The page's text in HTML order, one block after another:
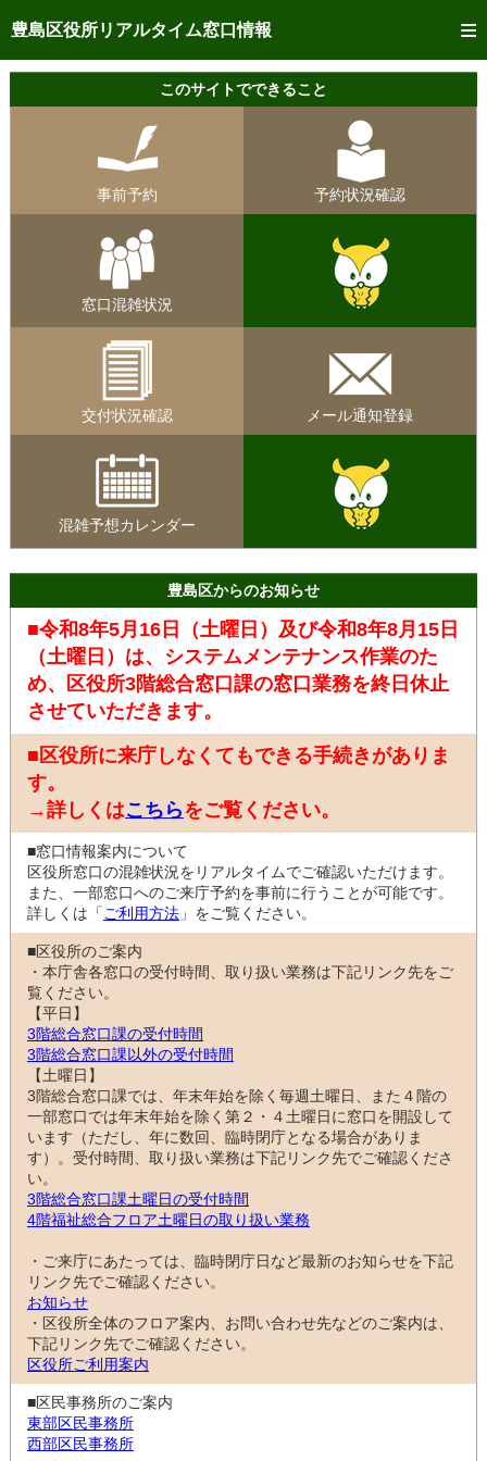
豊島区役所リアルタイム窓口情報
トップページへ
ご利用方法
予約状況確認
リアルタイム
混雑予想カレンダー
このサイトでできること
事前予約 予約状況確認
窓口混雑状況
交付状況確認 メール通知登録
混雑予想カレンダー
豊島区からのお知らせ
■令和8年5月16日（土曜日）及び令和8年8月15日
（土曜日）は、システムメンテナンス作業のた
め、区役所3階総合窓口課の窓口業務を終日休止
させていただきます。
■区役所に来庁しなくてもできる手続きがありま
す。
→詳しくはこちらをご覧ください。
■窓口情報案内について
区役所窓口の混雑状況をリアルタイムでご確認いただけます。
また、一部窓口へのご来庁予約を事前に行うことが可能です。
詳しくは「 ご利用方法 」をご覧ください。
■区役所のご案内
・本庁舎各窓口の受付時間、取り扱い業務は下記リンク先をご
覧ください。
【平日】
3階総合窓口課の受付時間
3階総合窓口課以外の受付時間
【土曜日】
3階総合窓口課では、年末年始を除く毎週土曜日、また４階の
一部窓口では年末年始を除く第２・４土曜日に窓口を開設して
います（ただし、年に数回、臨時閉庁となる場合がありま
す）。受付時間、取り扱い業務は下記リンク先でご確認くださ
い。
3階総合窓口課土曜日の受付時間
4階福祉総合フロア土曜日の取り扱い業務
・ご来庁にあたっては、臨時閉庁日など最新のお知らせを下記
リンク先でご確認ください。
お知らせ
・区役所全体のフロア案内、お問い合わせ先などのご案内は、
下記リンク先でご確認ください。
区役所ご利用案内
■区民事務所のご案内
東部区民事務所
西部区民事務所